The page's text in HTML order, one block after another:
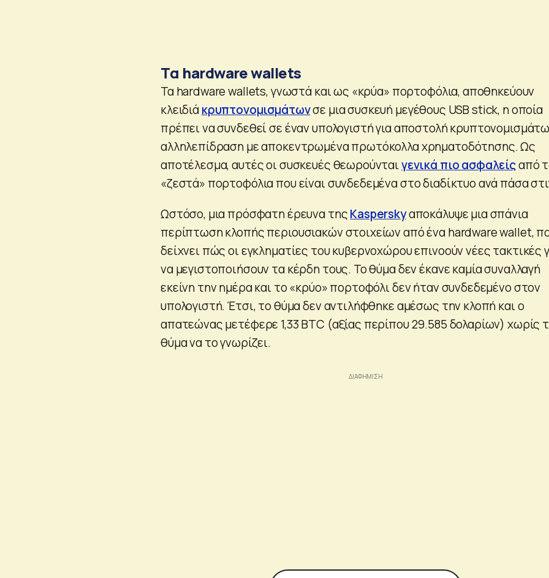
Tα hardware wallets
Τα hardware wallets, γνωστά και ως «κρύα» πορτοφόλια, αποθηκεύουν
κλειδιάκρυπτονομισμάτωνσε μια συσκευή μεγέθους USB stick, η οποία
πρέπει να συνδεθεί σε έναν υπολογιστή για αποστολή
αλληλεπίδραση με αποκεντρωμένα πρωτόκολλα χρηματοδότησης. Ως
αποτέλεσμα, αυτές οι συσκευές θεωρούνταιγενικά πιο ασφαλείςαπό
«ζεστά» πορτοφόλια που είναι συνδεδεμένα στο διαδίκτυο ανά πάσα
Ωστόσο, μια πρόσφατη έρευνα τηςKasperskyαποκάλυψε μια σπάνια
περίπτωση κλοπής περιουσιακών στοιχείων από ένα hardware wallet,
δείχνει πώς οι εγκληματίες του κυβερνοχώρου επινοούν νέες τακτικές
να μεγιστοποιήσουν τα κέρδη τους. Το θύμα δεν έκανε καμία συναλλαγή
εκείνη την ημέρα και το «κρύο» πορτοφόλι δεν ήταν συνδεδεμένο στον
υπολογιστή. Έτσι, το θύμα δεν αντιλήφθηκε αμέσως την κλοπή και ο
απατεώνας μετέφερε 1,33 BTC (αξίας περίπου 29.585 δολαρίων) χωρίς
θύμα να το γνωρίζει.